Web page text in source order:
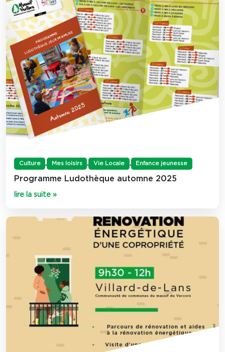
Culture , Mes loisirs , Vie Locale , Enfance jeunesse
Programme Ludothèque automne 2025
lire la suite »